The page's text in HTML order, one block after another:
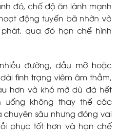
đó, chế độ ăn lành mạnh
động tuyến bã nhờn và
qua đó hạn chế hình
đường, dầu mỡ hoặc
tình trạng viêm âm thầm,
hơn và khó mờ dù đã hết
uống không thay thế các
sâu nhưng đóng vai
phục tốt hơn và hạn chế